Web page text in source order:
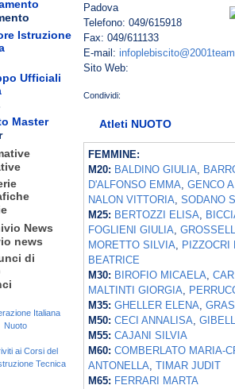
news
Padova
Telefono: 049/615918
Fax: 049/611133
E-mail:
Sito Web:
Atleti NUOTO
FEMMINE:
M20: BALDINO GIULIA,
D'ALFONSO EMMA, GENCO
NALON VITTORIA, SODANO
M25: BERTOZZI ELISA,
FOGLIENI GIULIA,
MORETTO SILVIA, PIZZOCRI
BEATRICE
M30: BIROFIO MICAELA,
MALTINTI GIORGIA,
M35: GHELLER ELENA,
M50: CECI ANNALISA,
M55: CAJANI SILVIA
M60: COMBERLATO MARIA-
ANTONELLA, TIMAR JUDIT
M65: FERRARI MARTA